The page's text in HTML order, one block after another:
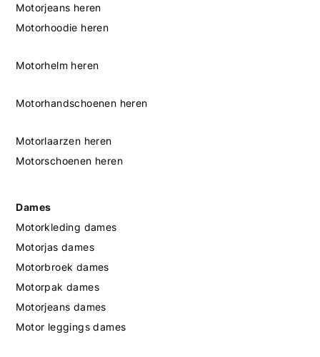
Motorjeans heren
Motorhoodie heren
Motorhelm heren
Motorhandschoenen heren
Motorlaarzen heren
Motorschoenen heren
Dames
Motorkleding dames
Motorjas dames
Motorbroek dames
Motorpak dames
Motorjeans dames
Motor leggings dames